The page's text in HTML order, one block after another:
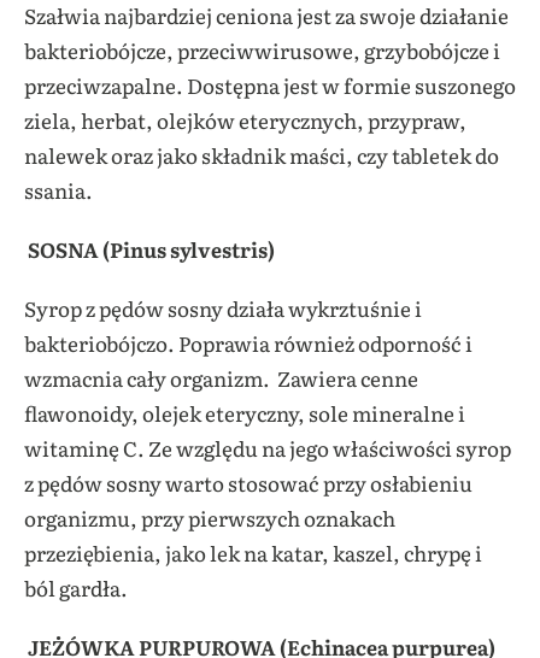
Szałwia najbardziej ceniona jest za swoje działanie
bakteriobójcze, przeciwwirusowe, grzybobójcze i
przeciwzapalne. Dostępna jest w formie suszonego
ziela, herbat, olejków eterycznych, przypraw,
nalewek oraz jako składnik maści, czy tabletek do
ssania.
SOSNA (Pinus sylvestris)
Syrop z pędów sosny działa wykrztuśnie i
bakteriobójczo. Poprawia również odporność i
wzmacnia cały organizm. Zawiera cenne
flawonoidy, olejek eteryczny, sole mineralne i
witaminę C. Ze względu na jego właściwości syrop
z pędów sosny warto stosować przy osłabieniu
organizmu, przy pierwszych oznakach
przeziębienia, jako lek na katar, kaszel, chrypę i
ból gardła.
JEŻÓWKA PURPUROWA (Echinacea purpurea)